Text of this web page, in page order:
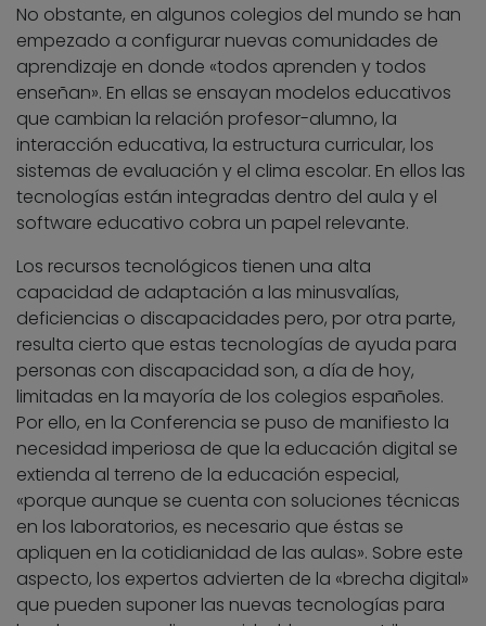
No obstante, en algunos colegios del mundo se han
empezado a configurar nuevas comunidades de
aprendizaje en donde «todos aprenden y todos
enseñan». En ellas se ensayan modelos educativos
que cambian la relación profesor-alumno, la
interacción educativa, la estructura curricular, los
sistemas de evaluación y el clima escolar. En ellos las
tecnologías están integradas dentro del aula y el
software educativo cobra un papel relevante.
Los recursos tecnológicos tienen una alta
capacidad de adaptación a las minusvalías,
deficiencias o discapacidades pero, por otra parte,
resulta cierto que estas tecnologías de ayuda para
personas con discapacidad son, a día de hoy,
limitadas en la mayoría de los colegios españoles.
Por ello, en la Conferencia se puso de manifiesto la
necesidad imperiosa de que la educación digital se
extienda al terreno de la educación especial,
«porque aunque se cuenta con soluciones técnicas
en los laboratorios, es necesario que éstas se
apliquen en la cotidianidad de las aulas». Sobre este
aspecto, los expertos advierten de la «brecha digital»
que pueden suponer las nuevas tecnologías para